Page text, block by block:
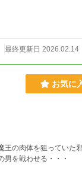
最終更新日 2026.02.14
お気に
の肉体を狙っていた
を戦わせる・・・